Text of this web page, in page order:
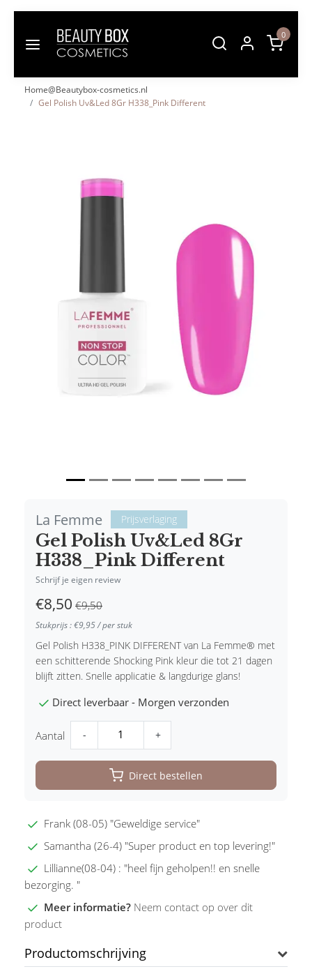
0
Home@Beautybox-cosmetics.nl
Gel Polish Uv&Led 8Gr H338_Pink Different
La Femme Prijsverlaging
Gel Polish Uv&Led 8Gr
H338_Pink Different
Schrijf je eigen review
€8,50 €9,50
Stukprijs : €9,95 / per stuk
Gel Polish H338_PINK DIFFERENT van La Femme® met
een schitterende Shocking Pink kleur die tot 21 dagen
blijft zitten. Snelle applicatie & langdurige glans!
Direct leverbaar - Morgen verzonden
Aantal - +
Direct bestellen
Frank (08-05) "Geweldige service"
Samantha (26-4) "Super product en top levering!"
Lillianne(08-04) : "heel fijn geholpen!! en snelle
bezorging. "
Meer informatie? Neem contact op over dit
product
Productomschrijving